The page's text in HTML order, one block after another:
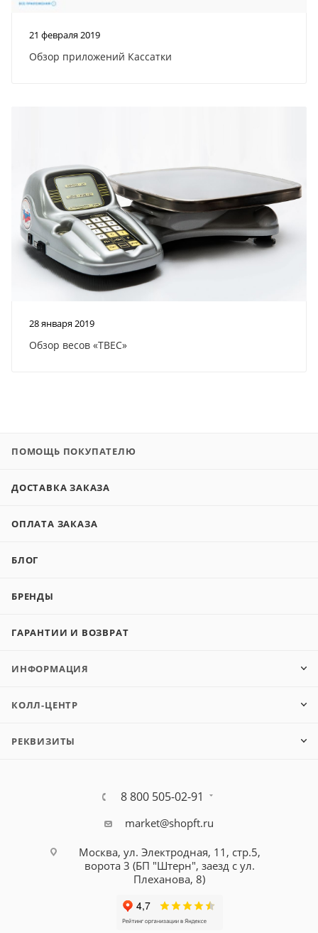
21 февраля 2019
Обзор приложений Кассатки
28 января 2019
Обзор весов «ТВЕС»
ПОМОЩЬ ПОКУПАТЕЛЮ
ДОСТАВКА ЗАКАЗА
ОПЛАТА ЗАКАЗА
БЛОГ
БРЕНДЫ
ГАРАНТИИ И ВОЗВРАТ
ИНФОРМАЦИЯ
КОЛЛ-ЦЕНТР
РЕКВИЗИТЫ
8 800 505-02-91
market@shopft.ru
Москва, ул. Электродная, 11, стр.5,
ворота 3 (БП "Штерн", заезд с ул.
Плеханова, 8)